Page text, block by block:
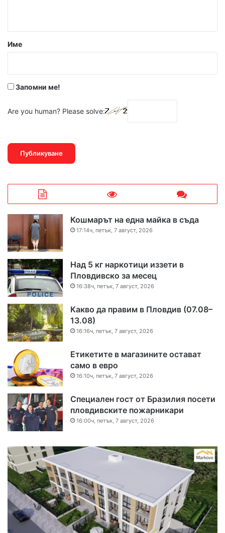
р
Име
Запомни ме!
Are you human? Please solve:
Кошмарът на една майка в съда
17:14ч, петък, 7 август, 2026
Над 5 кг наркотици иззети в
Пловдивско за месец
16:38ч, петък, 7 август, 2026
Какво да правим в Пловдив (07.08–
13.08)
16:16ч, петък, 7 август, 2026
Етикетите в магазините остават
само в евро
16:10ч, петък, 7 август, 2026
Специален гост от Бразилия посети
пловдивските пожарникари
16:00ч, петък, 7 август, 2026